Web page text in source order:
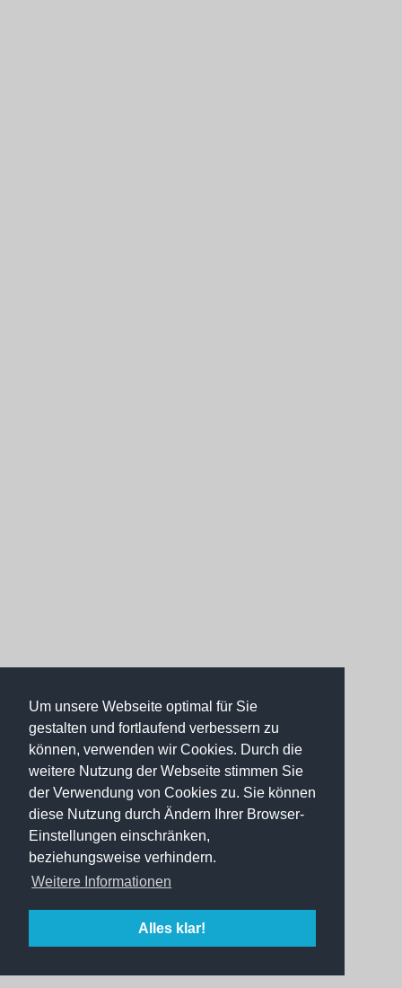
Um unsere Webseite optimal für Sie
gestalten und fortlaufend verbessern zu
können, verwenden wir Cookies. Durch die
weitere Nutzung der Webseite stimmen Sie
der Verwendung von Cookies zu. Sie können
diese Nutzung durch Ändern Ihrer Browser-
Einstellungen einschränken,
beziehungsweise verhindern.
Weitere Informationen
Alles klar!